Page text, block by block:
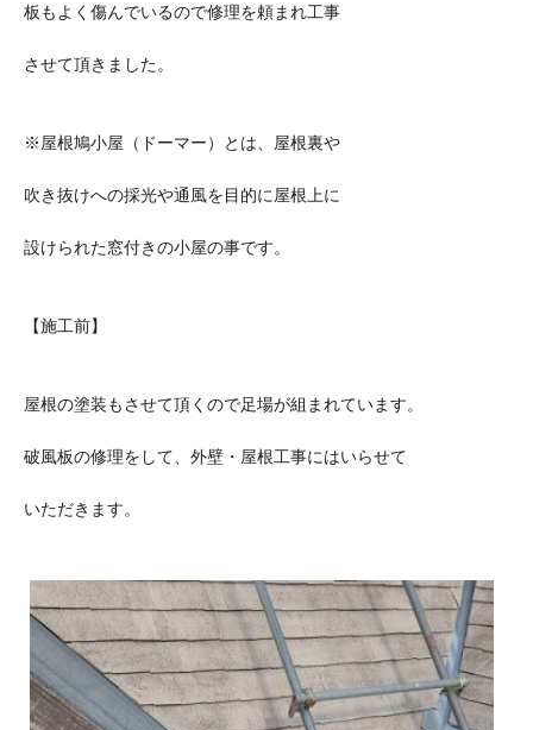
板もよく傷んでいるので修理を頼まれ工事
させて頂きました。
※屋根鳩小屋（ドーマー）とは、屋根裏や
吹き抜けへの採光や通風を目的に屋根上に
設けられた窓付きの小屋の事です。
【施工前】
屋根の塗装もさせて頂くので足場が組まれています。
破風板の修理をして、外壁・屋根工事にはいらせて
いただきます。